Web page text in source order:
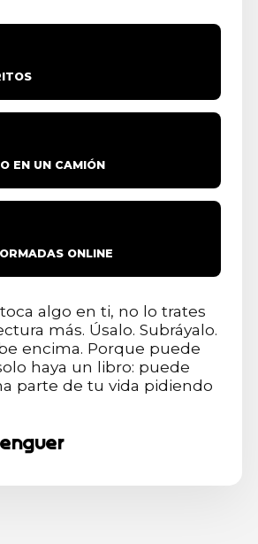
EN UN CAMIÓN
ONLINE
algo en ti, no lo trates
más. Úsalo. Subráyalo.
encima. Porque puede
haya un libro: puede
parte de tu vida pidiendo